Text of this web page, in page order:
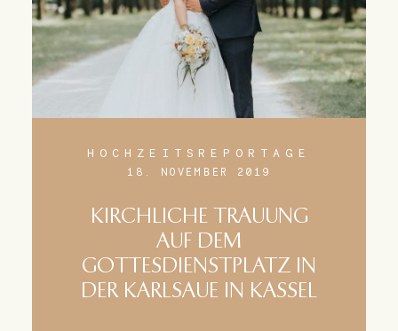
HOCHZEITSREPORTAGE
18. NOVEMBER 2019
KIRCHLICHE TRAUUNG
AUF DEM
GOTTESDIENSTPLATZ IN
DER KARLSAUE IN KASSEL